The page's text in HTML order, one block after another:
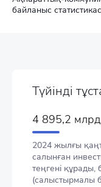
байланыс
Түйінді
4 895,2
2024 жылғы
салынған
теңгені
(салыстырмалы